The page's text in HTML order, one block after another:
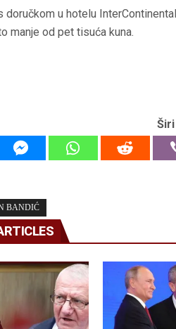
doručkom u hotelu
manje od pet tisuća kuna.
BANDIĆ